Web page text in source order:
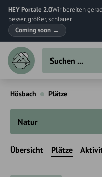
HEY Portale 2.0Wir bereiten
besser, größer, schlauer.
Coming soon →
Hösbach Plätze
Natur
Übersicht Plätze